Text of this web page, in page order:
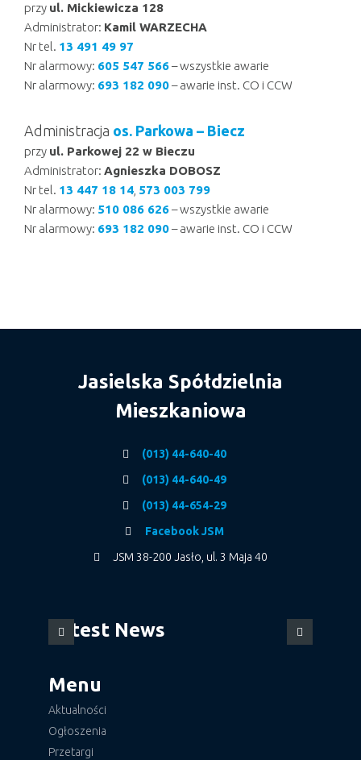
przy ul. Mickiewicza 128
Administrator: Kamil WARZECHA
Nr tel. 13 491 49 97
Nr alarmowy: 605 547 566– wszystkie awarie
Nr alarmowy: 693 182 090– awarie inst. CO i CCW
Administracja os. Parkowa – Biecz
przy ul. Parkowej 22 w Bieczu
Administrator: Agnieszka DOBOSZ
Nr tel. 13 447 18 14 573 003 799
Nr alarmowy: 510 086 626– wszystkie awarie
Nr alarmowy: 693 182 090– awarie inst. CO i CCW
Jasielska Spółdzielnia
Mieszkaniowa
(013) 44-640-40
(013) 44-640-49
(013) 44-654-29
Facebook JSM
JSM 38-200 Jasło, ul. 3 Maja 40
Latest News
Menu
Aktualności
Ogłoszenia
Przetargi